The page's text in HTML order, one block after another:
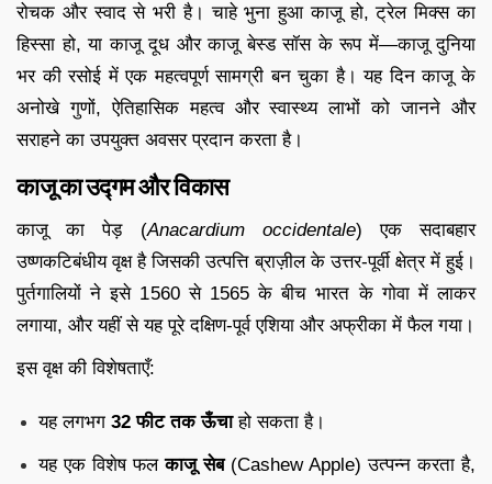
रोचक और स्वाद से भरी है। चाहे भुना हुआ काजू हो, ट्रेल मिक्स का
हिस्सा हो, या काजू दूध और काजू बेस्ड सॉस के रूप में—काजू दुनिया
भर की रसोई में एक महत्वपूर्ण सामग्री बन चुका है। यह दिन काजू के
अनोखे गुणों, ऐतिहासिक महत्व और स्वास्थ्य लाभों को जानने और
सराहने का उपयुक्त अवसर प्रदान करता है।
काजू का उद्गम और विकास
काजू का पेड़ (Anacardium occidentale) एक सदाबहार
उष्णकटिबंधीय वृक्ष है जिसकी उत्पत्ति ब्राज़ील के उत्तर-पूर्वी क्षेत्र में हुई।
पुर्तगालियों ने इसे 1560 से 1565 के बीच भारत के गोवा में लाकर
लगाया, और यहीं से यह पूरे दक्षिण-पूर्व एशिया और अफ्रीका में फैल गया।
इस वृक्ष की विशेषताएँ:
यह लगभग 32 फीट तक ऊँचाहो सकता है।
यह एक विशेष फलकाजू सेब(Cashew Apple) उत्पन्न करता है,